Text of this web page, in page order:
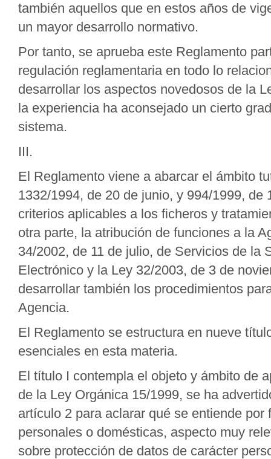
también aquellos que en estos años de
un mayor desarrollo normativo.
Por tanto, se aprueba este Reglamento
regulación reglamentaria en todo lo
desarrollar los aspectos novedosos de la
la experiencia ha aconsejado un cierto
sistema.
III.
El Reglamento viene a abarcar el ámbito
1332/1994, de 20 de junio, y 994/1999,
criterios aplicables a los ficheros y
otra parte, la atribución de funciones a la
34/2002, de 11 de julio, de Servicios de la
Electrónico y la Ley 32/2003, de 3 de
desarrollar también los procedimientos
Agencia.
El Reglamento se estructura en nueve
esenciales en esta materia.
El título I contempla el objeto y ámbito de
de la Ley Orgánica 15/1999, se ha
artículo 2 para aclarar qué se entiende
personales o domésticas, aspecto muy
sobre protección de datos de carácter